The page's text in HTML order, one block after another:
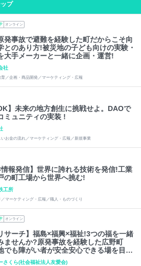
プ
オンライン
発事故で避難を経験した町だからこそ向
とのあり方!被災地の子ども向けの実験・
大手メーカーと一緒に企画・運営!
社
／企画・商品開発／マーケティング・広報
】未来の地方創生に挑戦せよ。DAOで
ミュニティの実装 !
いお金の流れ／マーケティング・広報／新規事業
情報発信】世界に誇れる技術を発信!工業
の町工場から世界へ挑む!
工所
マーケティング・広報／職人・ものづくり
オンライン
サーチ】福島×福興×福祉!3つの福を一緒
ませんか?原発事故を経験した広野町
でも障がい者が安全安心できる場を目指
に提案!
さくら(社会福祉法人友愛会)